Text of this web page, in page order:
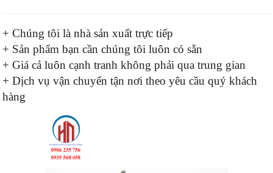
+ Chúng tôi là nhà sản xuất trực tiếp
+ Sản phẩm bạn cần chúng tôi luôn có sẵn
+ Giá cả luôn cạnh tranh không phải qua trung gian
+ Dịch vụ vận chuyển tận nơi theo yêu cầu quý khách
hàng